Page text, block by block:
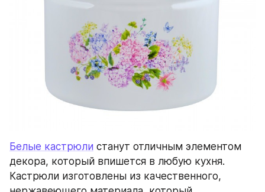
Белые кастрюли станут отличным элементом
декора, который впишется в любую кухня.
Кастрюли изготовлены из качественного,